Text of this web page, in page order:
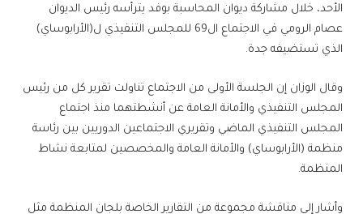
الأحد، خلال مشاركة ديوان المحاسبة بوفد يترأسه رئيس الديوان
عصام الرومي في الاجتماع ال69 للمجلس التنفيذي ل(الأرابوساي)
الذي تستضيفه جدة.
وقال الوزان إن الجلسة الأولى من الاجتماع تناولت تقرير كل من رئيس
المجلس التنفيذي والأمانة العامة عن أنشطتهما منذ اجتماع
المجلس التنفيذي الماضي وتقريري الاجتماعين الدوريين بين رئاسة
منظمة (الأرابوساي) والأمانة العامة والمخصصين لمتابعة نشاط
المنظمة.
وأشار إلى مناقشة مجموعة من التقارير الخاصة بلجان المنظمة مثل